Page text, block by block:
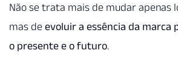
Não se trata mais de mudar apenas
mas de evoluir a essência da marca
o presente e o futuro.